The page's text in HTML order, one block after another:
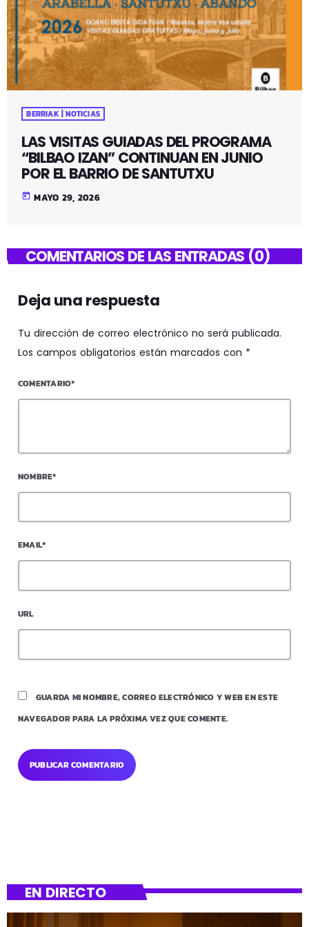
BERRIAK | NOTICIAS
LAS VISITAS GUIADAS DEL PROGRAMA
“BILBAO IZAN” CONTINUAN EN JUNIO
POR EL BARRIO DE SANTUTXU
today MAYO 29, 2026
COMENTARIOS DE LAS ENTRADAS (0)
Deja una respuesta
Tu dirección de correo electrónico no será publicada.
Los campos obligatorios están marcados con *
COMENTARIO*
NOMBRE*
EMAIL*
URL
GUARDA MI NOMBRE, CORREO ELECTRÓNICO Y WEB EN ESTE
NAVEGADOR PARA LA PRÓXIMA VEZ QUE COMENTE.
EN DIRECTO